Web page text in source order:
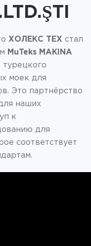
ХОЛЕКС ТЕХ стал
MuTeks MAKINA
моек для
Это партнёрство
наших
к
для
соответствует